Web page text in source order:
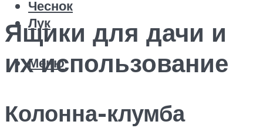
Чеснок
Лук
Меню
Ящики для дачи и
их использование
Колонна-клумба